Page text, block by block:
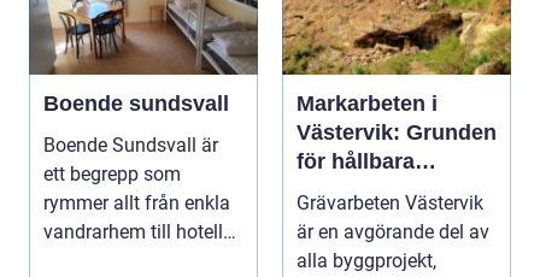
Boende sundsvall
Boende Sundsvall är
ett begrepp som
rymmer allt från enkla
vandrarhem till hotell
Markarbeten i
Västervik: Grunden
för hållbara
byggprojekt
Grävarbeten Västervik
är en avgörande del av
alla byggprojekt,